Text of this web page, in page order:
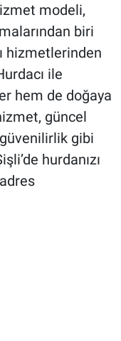
modeli,
biri
hizmetlerinden
ile
hem de doğaya
güncel
güvenilirlik gibi
hurdanızı